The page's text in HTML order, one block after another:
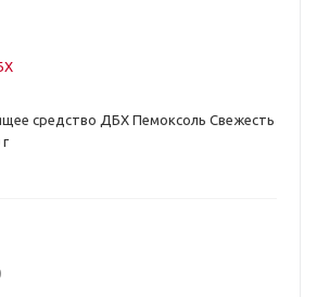
средство ДБХ Пемоксоль Свежесть